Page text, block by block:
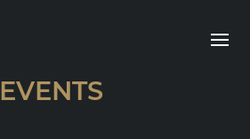
EVENTS